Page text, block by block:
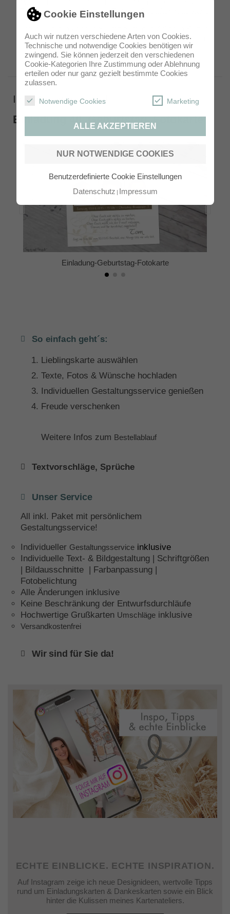
Cookie Einstellungen
Auch wir nutzen verschiedene Arten von Cookies.
Technische und notwendige Cookies benötigen wir
zwingend. Sie können jederzeit den verschiedenen
Cookie-Kategorien Ihre Zustimmung oder Ablehnung
erteilen oder nur ganz gezielt bestimmte Cookies
zulassen.
Notwendige Cookies Marketing
ALLE AKZEPTIEREN
NUR NOTWENDIGE COOKIES
Benutzerdefinierte Cookie Einstellungen
Datenschutz Impressum
Fotokarten fest und sparen Zeit und Gestaltungsaufwand.
überraschen und bleibende Erinnerungen verschenken.
Ihre Kartenauswahl
Einladung 40. Geburtstag, Fotokarte
Einladung-Geburtstag-Fotokarte
So einfach geht´s:
Lieblingskarte auswählen
Texte, Fotos & Wünsche hochladen
Individuellen Gestaltungsservice genießen
Freude verschenken
Weitere Infos zum Bestellablauf
Textvorschläge, Sprüche
Unser Service
All inkl. Paket mit persönlichem
Gestaltungsservice!
Individueller Gestaltungsservice inklusive
Individuelle Text- & Bildgestaltung | Schriftgrößen
| Bildausschnitte | Farbanpassung |
Fotobelichtung
Alle Änderungen inklusive
Keine Beschränkung der Entwurfsdurchläufe
Hochwertige Grußkarten Umschläge inklusive
Versandkostenfrei
Wir sind für Sie da!
ECHTE EINBLICKE. ECHTE INSPIRATION.
Auf Instagram zeige ich neue Designideen, wertvolle Tipps
rund um Einladungskarten & Dankeskarten sowie ein Blick
hinter die Kulissen meines Kartenateliers.